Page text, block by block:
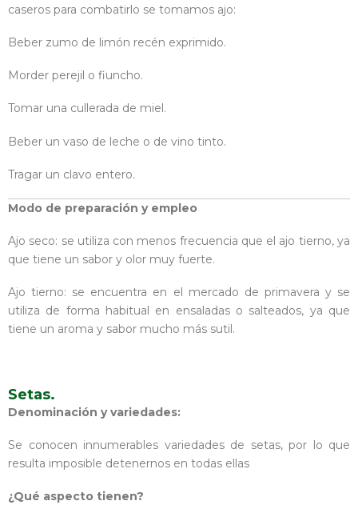
caseros para combatirlo se tomamos ajo:
Beber zumo de limón recén exprimido.
Morder perejil o fiuncho.
Tomar una cullerada de miel.
Beber un vaso de leche o de vino tinto.
Tragar un clavo entero.
Modo de preparación y empleo
Ajo seco: se utiliza con menos frecuencia que el ajo tierno, ya
que tiene un sabor y olor muy fuerte.
Ajo tierno: se encuentra en el mercado de primavera y se
utiliza de forma habitual en ensaladas o salteados, ya que
tiene un aroma y sabor mucho más sutil.
Setas.
Denominación y variedades:
Se conocen innumerables variedades de setas, por lo que
resulta imposible detenernos en todas ellas
¿Qué aspecto tienen?